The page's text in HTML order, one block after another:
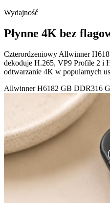
Wydajność
Płynne 4K bez
Czterordzeniowy Allwinner
dekoduje H.265, VP9 Profile 2 i
odtwarzanie 4K w popularnych
Allwinner H6182 GB DDR316